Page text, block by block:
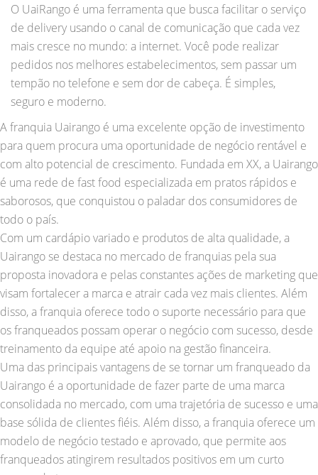
O UaiRango é uma ferramenta que busca facilitar o serviço
de delivery usando o canal de comunicação que cada vez
mais cresce no mundo: a internet. Você pode realizar
pedidos nos melhores estabelecimentos, sem passar um
tempão no telefone e sem dor de cabeça. É simples,
seguro e moderno.
A franquia Uairango é uma excelente opção de investimento
para quem procura uma oportunidade de negócio rentável e
com alto potencial de crescimento. Fundada em XX, a Uairango
é uma rede de fast food especializada em pratos rápidos e
saborosos, que conquistou o paladar dos consumidores de
todo o país.
Com um cardápio variado e produtos de alta qualidade, a
Uairango se destaca no mercado de franquias pela sua
proposta inovadora e pelas constantes ações de marketing que
visam fortalecer a marca e atrair cada vez mais clientes. Além
disso, a franquia oferece todo o suporte necessário para que
os franqueados possam operar o negócio com sucesso, desde
treinamento da equipe até apoio na gestão financeira.
Uma das principais vantagens de se tornar um franqueado da
Uairango é a oportunidade de fazer parte de uma marca
consolidada no mercado, com uma trajetória de sucesso e uma
base sólida de clientes fiéis. Além disso, a franquia oferece um
modelo de negócio testado e aprovado, que permite aos
franqueados atingirem resultados positivos em um curto